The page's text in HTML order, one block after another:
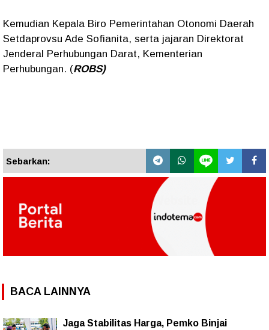
Kemudian Kepala Biro Pemerintahan Otonomi Daerah
Setdaprovsu Ade Sofianita, serta jajaran Direktorat
Jenderal Perhubungan Darat, Kementerian
Perhubungan. (ROBS)
Sebarkan:
BACA LAINNYA
Jaga Stabilitas Harga, Pemko Binjai